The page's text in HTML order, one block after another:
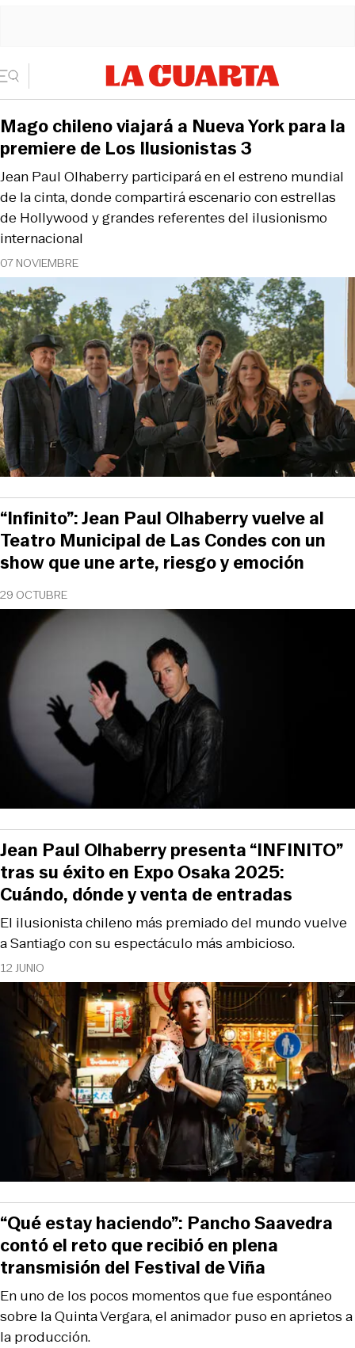
07 NOVIEMBRE
Jean Paul Olhaberry participará en el estreno mundial
de la cinta, donde compartirá escenario con estrellas
de Hollywood y grandes referentes del ilusionismo
internacional
Mago chileno viajará a Nueva York para la
premiere de Los Ilusionistas 3
29 OCTUBRE
“Infinito”: Jean Paul Olhaberry vuelve al
Teatro Municipal de Las Condes con un
show que une arte, riesgo y emoción
12 JUNIO
El ilusionista chileno más premiado del mundo vuelve
a Santiago con su espectáculo más ambicioso.
Jean Paul Olhaberry presenta “INFINITO”
tras su éxito en Expo Osaka 2025:
Cuándo, dónde y venta de entradas
En uno de los pocos momentos que fue espontáneo
sobre la Quinta Vergara, el animador puso en aprietos a
la producción.
“Qué estay haciendo”: Pancho Saavedra
contó el reto que recibió en plena
transmisión del Festival de Viña